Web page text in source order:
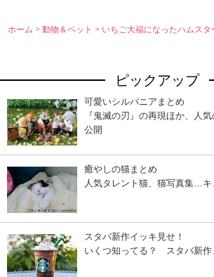
ホーム >動物＆ペット> いちご大福になったハムス
ピックアップ
可愛いシルバニアまとめ
『鬼滅の刃』の再現ほか、人
公開
癒やしの猫まとめ
人気タレント猫、猫写真集…キ
スタバ新作イッキ見せ！
いくつ知ってる？ スタバ新作